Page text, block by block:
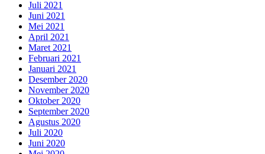
Juli 2021
Juni 2021
Mei 2021
April 2021
Maret 2021
Februari 2021
Januari 2021
Desember 2020
November 2020
Oktober 2020
September 2020
Agustus 2020
Juli 2020
Juni 2020